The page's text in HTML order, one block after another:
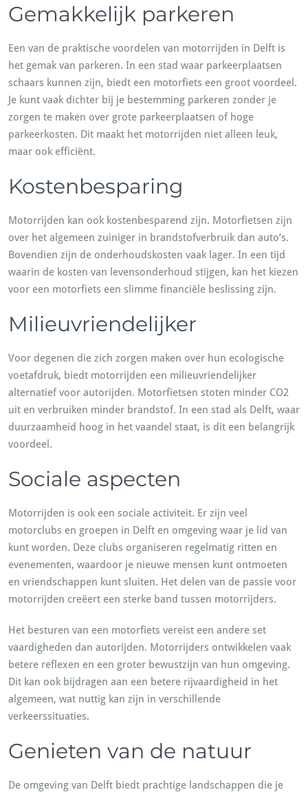
Gemakkelijk parkeren
Een van de praktische voordelen van motorrijden in Delft is
het gemak van parkeren. In een stad waar parkeerplaatsen
schaars kunnen zijn, biedt een motorfiets een groot voordeel.
Je kunt vaak dichter bij je bestemming parkeren zonder je
zorgen te maken over grote parkeerplaatsen of hoge
parkeerkosten. Dit maakt het motorrijden niet alleen leuk,
maar ook efficiënt.
Kostenbesparing
Motorrijden kan ook kostenbesparend zijn. Motorfietsen zijn
over het algemeen zuiniger in brandstofverbruik dan auto’s.
Bovendien zijn de onderhoudskosten vaak lager. In een tijd
waarin de kosten van levensonderhoud stijgen, kan het kiezen
voor een motorfiets een slimme financiële beslissing zijn.
Milieuvriendelijker
Voor degenen die zich zorgen maken over hun ecologische
voetafdruk, biedt motorrijden een milieuvriendelijker
alternatief voor autorijden. Motorfietsen stoten minder CO2
uit en verbruiken minder brandstof. In een stad als Delft, waar
duurzaamheid hoog in het vaandel staat, is dit een belangrijk
voordeel.
Sociale aspecten
Motorrijden is ook een sociale activiteit. Er zijn veel
motorclubs en groepen in Delft en omgeving waar je lid van
kunt worden. Deze clubs organiseren regelmatig ritten en
evenementen, waardoor je nieuwe mensen kunt ontmoeten
en vriendschappen kunt sluiten. Het delen van de passie voor
motorrijden creëert een sterke band tussen motorrijders.
Het besturen van een motorfiets vereist een andere set
vaardigheden dan autorijden. Motorrijders ontwikkelen vaak
betere reflexen en een groter bewustzijn van hun omgeving.
Dit kan ook bijdragen aan een betere rijvaardigheid in het
algemeen, wat nuttig kan zijn in verschillende
verkeerssituaties.
Genieten van de natuur
De omgeving van Delft biedt prachtige landschappen die je